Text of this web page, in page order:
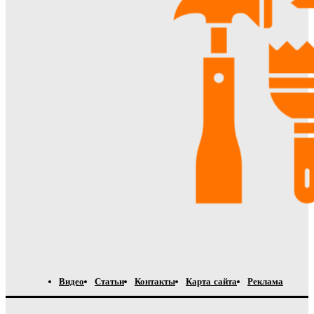
Видео Статьи Контакты Карта сайта Реклама